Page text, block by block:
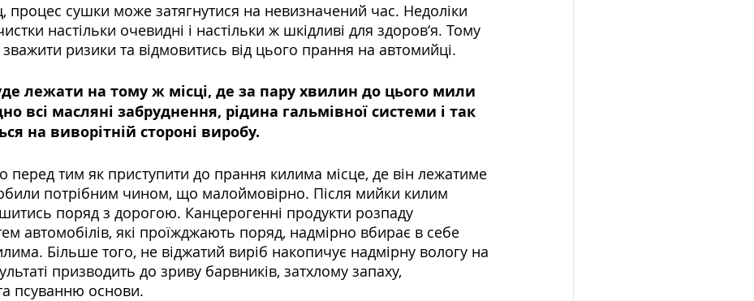
сушки може затягнутися на невизначений час. Недоліки
настільки очевидні і настільки ж шкідливі для здоров‘я. Тому
ризики та відмовитись від цього прання на автомийці.
лежати на тому ж місці, де за пару хвилин до цього мили
всі масляні забруднення, рідина гальмівної системи і так
на виворітній стороні виробу.
тим як приступити до прання килима місце, де він лежатиме
потрібним чином, що малоймовірно. Після мийки килим
поряд з дорогою. Канцерогенні продукти розпаду
автомобілів, які проїжджають поряд, надмірно вбирає в себе
Більше того, не віджатий виріб накопичує надмірну вологу на
призводить до зриву барвників, затхлому запаху,
псуванню основи.